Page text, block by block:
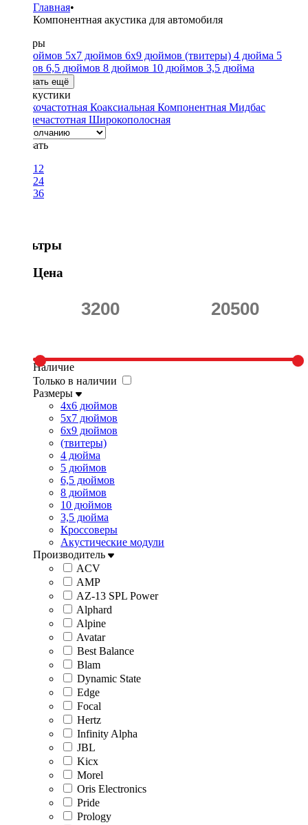
Главная•
Компонентная акустика для автомобиля
Размеры
4x6 дюймов 5x7 дюймов 6x9 дюймов (твитеры) 4 дюйма 5
дюймов 6,5 дюймов 8 дюймов 10 дюймов 3,5 дюйма
Показать ещё
Тип акустики
Высокочастотная Коаксиальная Компонентная Мидбас
Среднечастотная Широкополосная
Показать
12
24
36
Фильтры
Цена
Наличие
Только в наличии
Размеры
4x6 дюймов
5x7 дюймов
6x9 дюймов
(твитеры)
4 дюйма
5 дюймов
6,5 дюймов
8 дюймов
10 дюймов
3,5 дюйма
Кроссоверы
Акустические модули
Производитель
ACV
AMP
AZ-13 SPL Power
Alphard
Alpine
Avatar
Best Balance
Blam
Dynamic State
Edge
Focal
Hertz
Infinity Alpha
JBL
Kicx
Morel
Oris Electronics
Pride
Prology